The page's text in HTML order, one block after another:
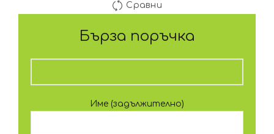
Сравни
Бърза поръчка
Име (задължително)